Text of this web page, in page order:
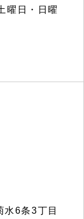
曜日・日曜
6条3丁目